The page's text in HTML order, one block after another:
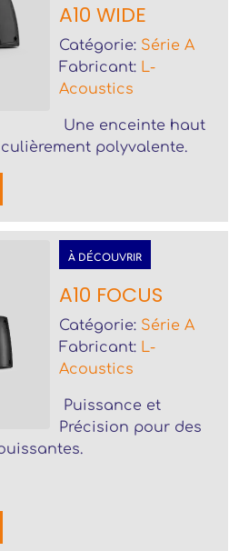
A10 WIDE
Catégorie: Série A
Fabricant: L-
Acoustics
Une enceinte haut
polyvalente.
À DÉCOUVRIR
A10 FOCUS
Catégorie: Série A
Fabricant: L-
Acoustics
Puissance et
Précision pour des